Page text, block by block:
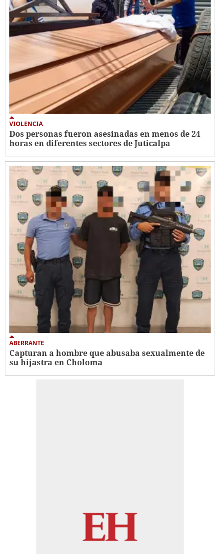
VIOLENCIA
Dos personas fueron asesinadas en menos de 24
horas en diferentes sectores de Juticalpa
ABERRANTE
Capturan a hombre que abusaba sexualmente de
su hijastra en Choloma